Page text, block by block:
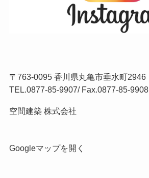
〒763-0095 香川県丸亀市垂水町2946
TEL.0877-85-9907/ Fax.0877-85-9908
空間建築 株式会社
Googleマップを開く